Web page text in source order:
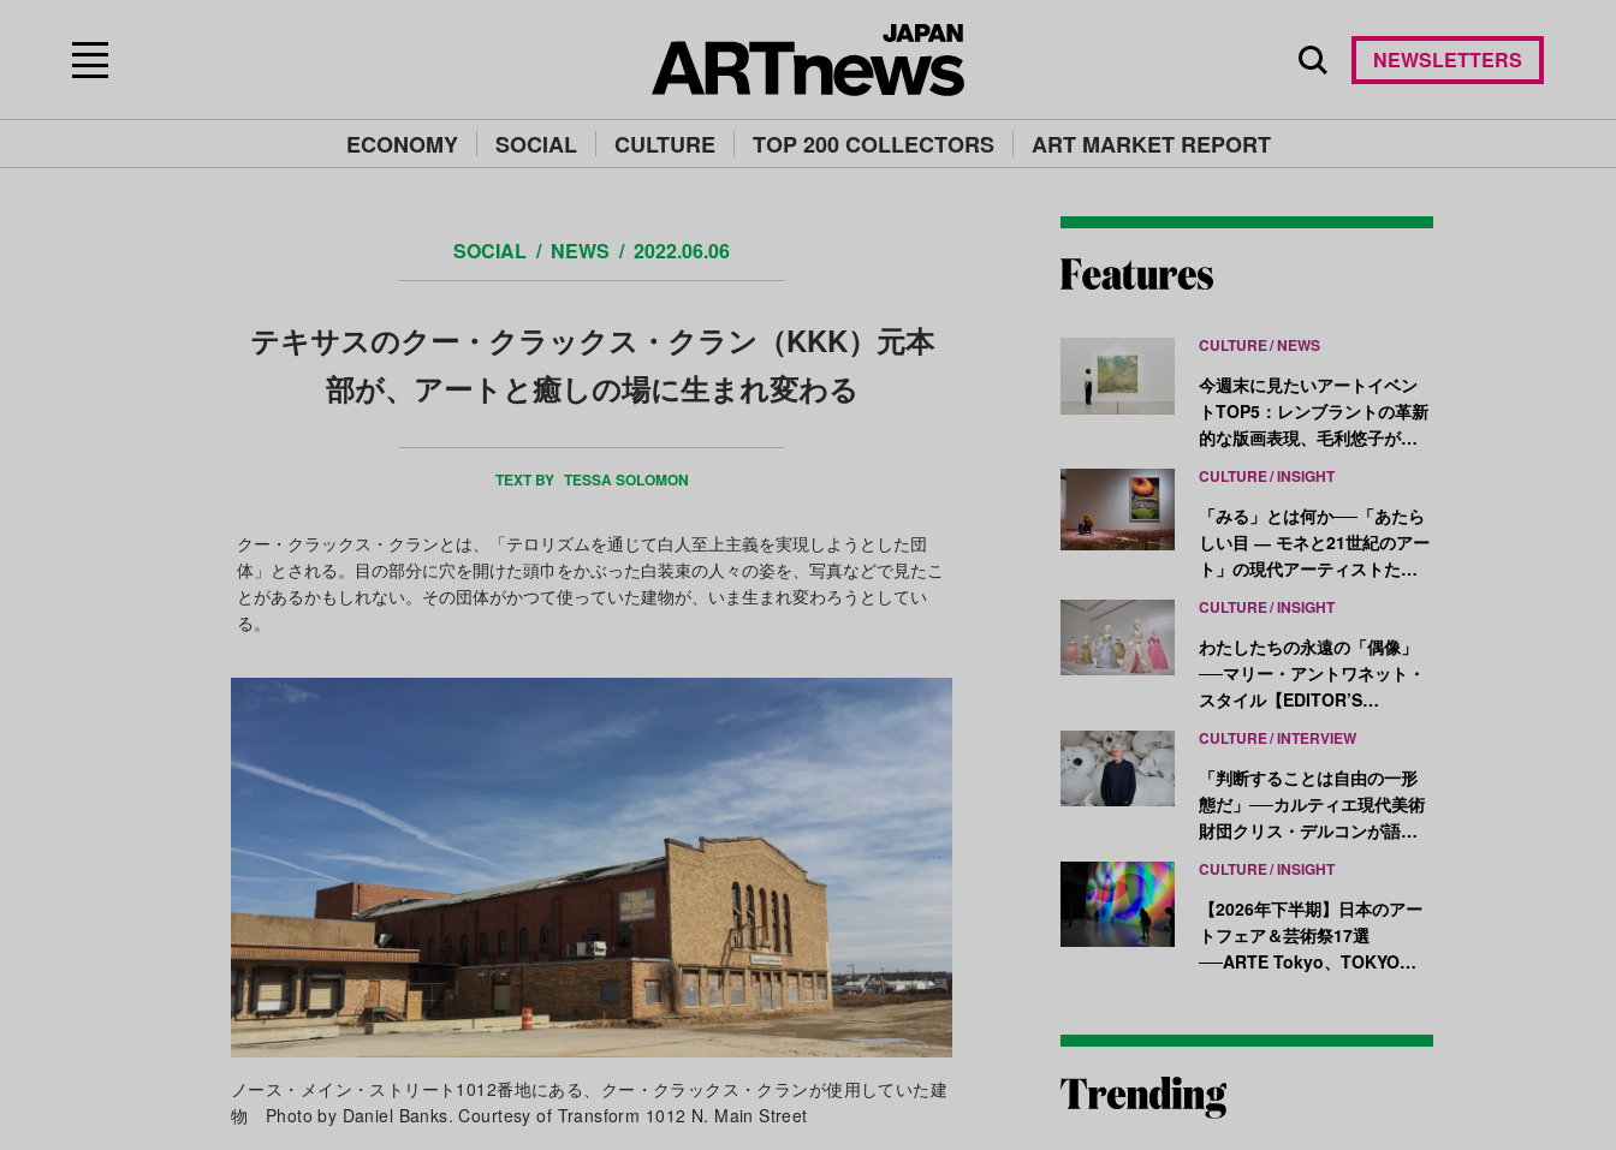
ECONOMY SOCIAL CULTURE TOP 200 COLLECTORS ART MARKET REPORT
NEWSLETTERS
SOCIAL NEWS 2022.06.06
テキサスのクー・クラックス・クラン（KKK）元本
部が、アートと癒しの場に生まれ変わる
TEXT BY TESSA SOLOMON
クー・クラックス・クランとは、「テロリズムを通じて白人至上主義を実現しようとした団
体」とされる。目の部分に穴を開けた頭巾をかぶった白装束の人々の姿を、写真などで見たこ
とがあるかもしれない。その団体がかつて使っていた建物が、いま生まれ変わろうとしてい
る。
ノース・メイン・ストリート1012番地にある、クー・クラックス・クランが使用していた建
物 Photo by Daniel Banks. Courtesy of Transform 1012 N. Main Street
CULTURE NEWS
今週末に見たいアートイベン
トTOP5：レンブラントの革新
的な版画表現、毛利悠子がヴ
CULTURE INSIGHT
「みる」とは何か──「あたら
しい目 ― モネと21世紀のアー
ト」の現代アーティストたち
CULTURE INSIGHT
わたしたちの永遠の「偶像」
──マリー・アントワネット・
スタイル【EDITOR’S
CULTURE INTERVIEW
「判断することは自由の一形
態だ」──カルティエ現代美術
財団クリス・デルコンが語
CULTURE INSIGHT
【2026年下半期】日本のアー
トフェア＆芸術祭17選
──ARTE Tokyo、TOKYO